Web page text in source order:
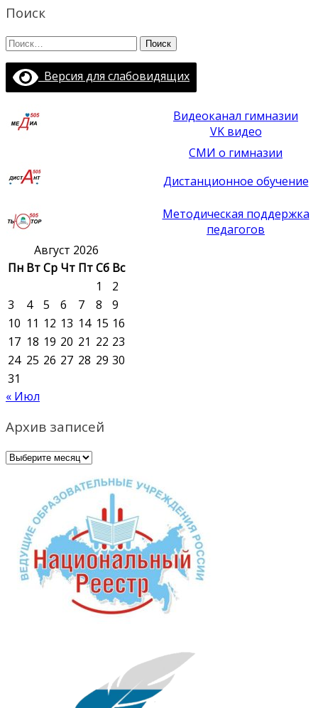
Поиск
Найти:
Версия для слабовидящих
Видеоканал гимназии
VK видео
СМИ о гимназии
Дистанционное обучение
Методическая поддержка
педагогов
Август 2026
Пн ВтСр Чт ПтСб Вс
1
2
3
4 5 6 7 8
9
10 11 12 13 14 15 16
17 18 19 20 21 22 23
24 25 26 27 28 29 30
31
« Июл
Архив записей
Архив